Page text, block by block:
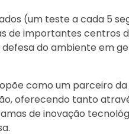
(um teste a cada 5
de importantes centros
do ambiente em
como um parceiro
oferecendo tanto
de inovação